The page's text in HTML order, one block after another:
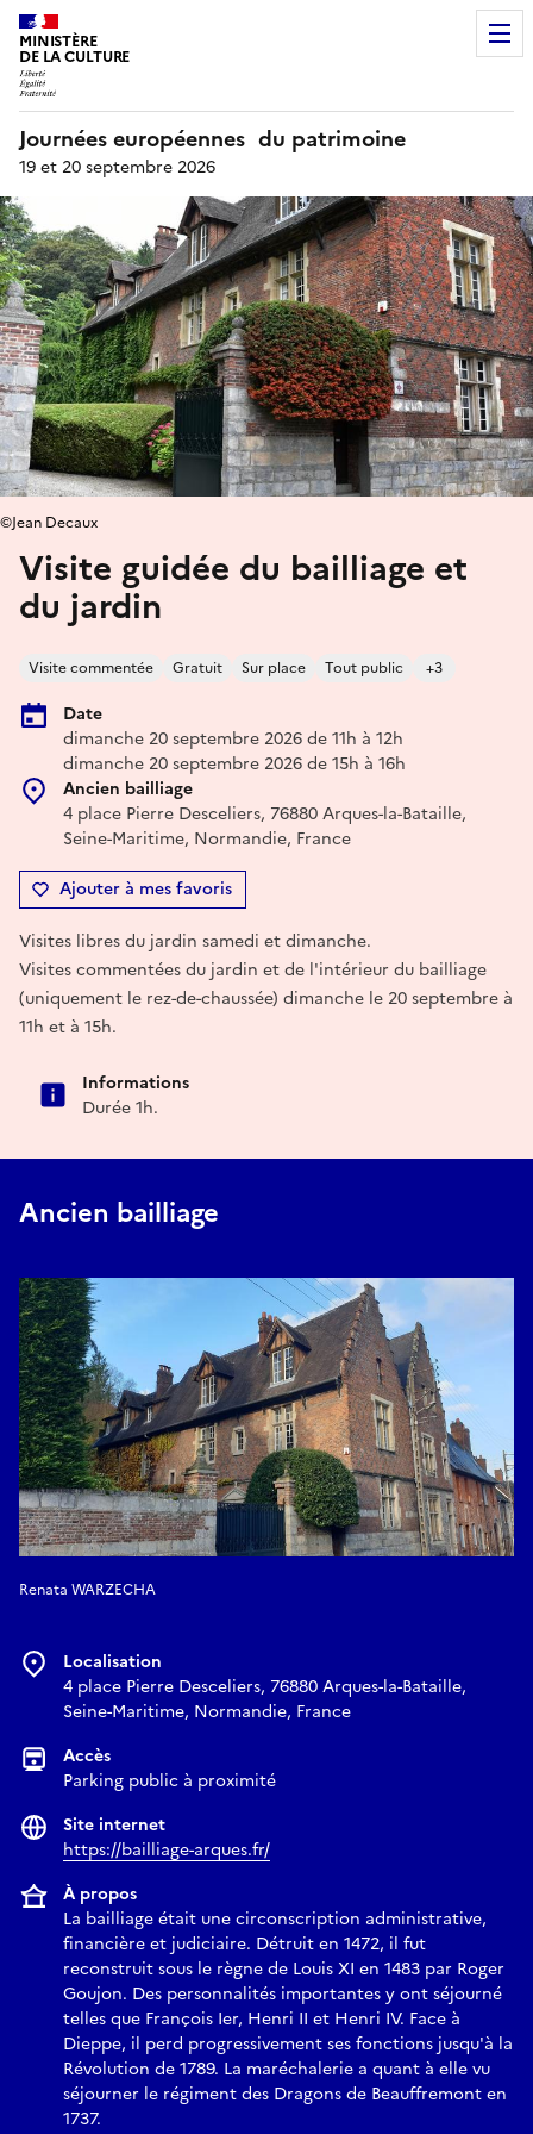
MINISTÈRE
DE LA CULTURE
Journées européennes du patrimoine
19 et 20 septembre 2026
Visite guidée du bailliage et
du jardin
Visite commentée Gratuit Sur place Tout public +3
Date
dimanche 20 septembre 2026 de 11h à 12h
dimanche 20 septembre 2026 de 15h à 16h
Ancien bailliage
4 place Pierre Desceliers, 76880 Arques-la-Bataille,
Seine-Maritime, Normandie, France
Ajouter à mes favoris
©Jean Decaux
Visites libres du jardin samedi et dimanche.
Visites commentées du jardin et de l'intérieur du bailliage
(uniquement le rez-de-chaussée) dimanche le 20 septembre à
11h et à 15h.
Informations
Durée 1h.
Ancien bailliage
Renata WARZECHA
Localisation
4 place Pierre Desceliers, 76880 Arques-la-Bataille,
Seine-Maritime, Normandie, France
Accès
Parking public à proximité
Site internet
https://bailliage-arques.fr/
À propos
La bailliage était une circonscription administrative,
financière et judiciaire. Détruit en 1472, il fut
reconstruit sous le règne de Louis XI en 1483 par Roger
Goujon. Des personnalités importantes y ont séjourné
telles que François Ier, Henri II et Henri IV. Face à
Dieppe, il perd progressivement ses fonctions jusqu'à la
Révolution de 1789. La maréchalerie a quant à elle vu
séjourner le régiment des Dragons de Beauffremont en
1737.